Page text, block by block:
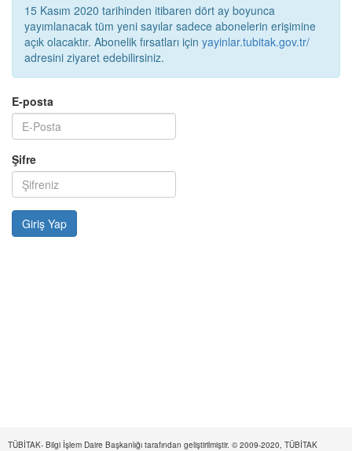
15 Kasım 2020 tarihinden itibaren dört ay boyunca
yayımlanacak tüm yeni sayılar sadece abonelerin erişimine
açık olacaktır. Abonelik fırsatları için yayinlar.tubitak.gov.tr/
adresini ziyaret edebilirsiniz.
E-posta
Şifre
TÜBİTAK- Bilgi İşlem Daire Başkanlığı tarafından geliştirilmiştir. © 2009-2020, TÜBİTAK